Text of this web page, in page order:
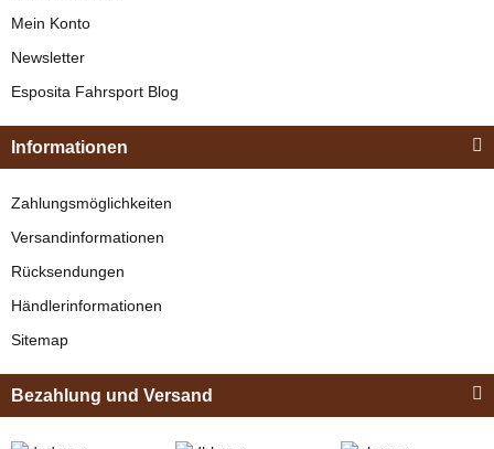
"Shettyglück"
Braun
329,00 €*
Mein Konto
Newsletter
Esposita Fahrsport Blog
Informationen
Zahlungsmöglichkeiten
Versandinformationen
Rücksendungen
Händlerinformationen
Sitemap
Bezahlung und Versand